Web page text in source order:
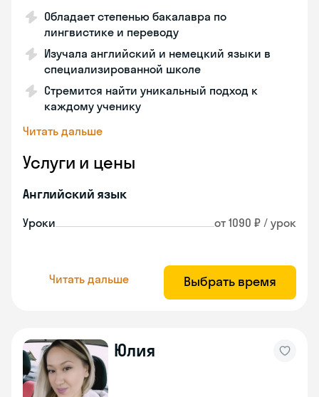
Обладает степенью бакалавра по
лингвистике и переводу
Изучала английский и немецкий языки в
специализированной школе
Стремится найти уникальный подход к
каждому ученику
Читать дальше
Услуги и цены
Английский язык
Уроки от 1090 ₽ / урок
Читать дальше Выбрать время
Юлия